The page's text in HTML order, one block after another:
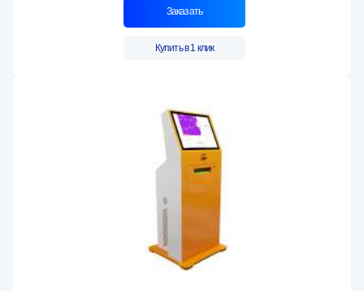
Заказать
Купить в 1 клик